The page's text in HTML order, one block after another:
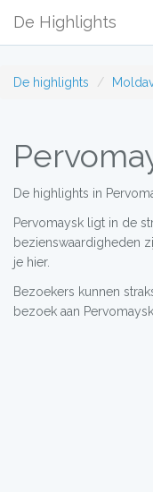
De Highlights
De highlights
De highlights in
Pervomaysk ligt in de
bezienswaardigheden
je hier.
Bezoekers kunnen
bezoek aan